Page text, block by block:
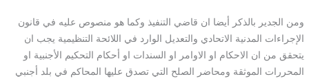
ومن الجدير بالذكر أيضا ان قاضي التنفيذ وكما هو منصوص عليه في قانون
الإجراءات المدنية الاتحادي والتعديل الوارد في اللائحة التنظيمية يجب ان
يتحقق من ان الاحكام او الاوامر او السندات او أحكام التحكيم الأجنبية او
المحررات الموثقة ومحاضر الصلح التي تصدق عليها المحاكم في بلد أجنبي